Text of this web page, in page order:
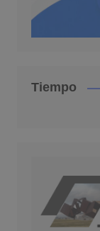
Tiempo